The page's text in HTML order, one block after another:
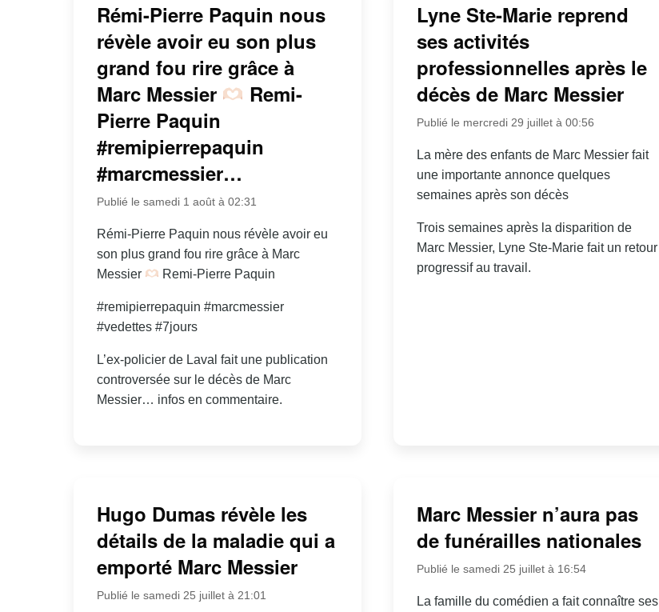
Rémi-Pierre Paquin nous
révèle avoir eu son plus
grand fou rire grâce à
Marc Messier
Remi-
Pierre Paquin
#remipierrepaquin
#marcmessier…
Publié le samedi 1 août à 02:31
Rémi-Pierre Paquin nous révèle avoir eu
son plus grand fou rire grâce à Marc
Messier
Remi-Pierre Paquin
#remipierrepaquin #marcmessier
#vedettes #7jours
L’ex-policier de Laval fait une publication
controversée sur le décès de Marc
Messier… infos en commentaire.
Lyne Ste-Marie reprend
ses activités
professionnelles après le
décès de Marc Messier
Publié le mercredi 29 juillet à 00:56
La mère des enfants de Marc Messier fait
une importante annonce quelques
semaines après son décès
Trois semaines après la disparition de
Marc Messier, Lyne Ste-Marie fait un retour
progressif au travail.
Hugo Dumas révèle les
détails de la maladie qui a
emporté Marc Messier
Publié le samedi 25 juillet à 21:01
Marc Messier n’aura pas
de funérailles nationales
Publié le samedi 25 juillet à 16:54
La famille du comédien a fait connaître ses